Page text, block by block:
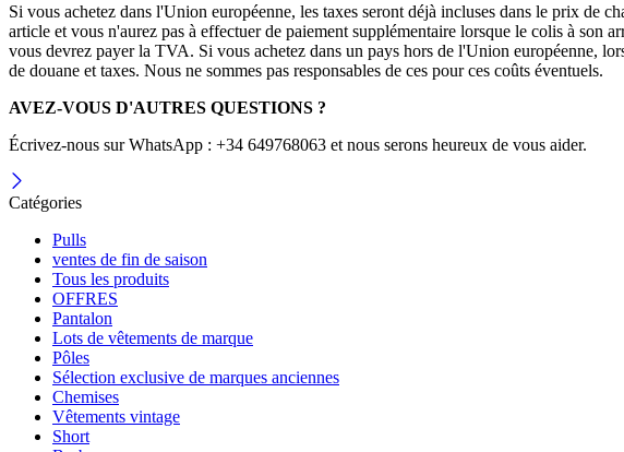
Si vous achetez dans l'Union européenne, les taxes seront déjà incluses dans le prix de
article et vous n'aurez pas à effectuer de paiement supplémentaire lorsque le colis à son
vous devrez payer la TVA. Si vous achetez dans un pays hors de l'Union européenne,
de douane et taxes. Nous ne sommes pas responsables de ces pour ces coûts éventuels.
AVEZ-VOUS D'AUTRES QUESTIONS ?
Écrivez-nous sur WhatsApp : +34 649768063 et nous serons heureux de vous aider.
Catégories
Pulls
ventes de fin de saison
Tous les produits
OFFRES
Pantalon
Lots de vêtements de marque
Pôles
Sélection exclusive de marques anciennes
Chemises
Vêtements vintage
Short